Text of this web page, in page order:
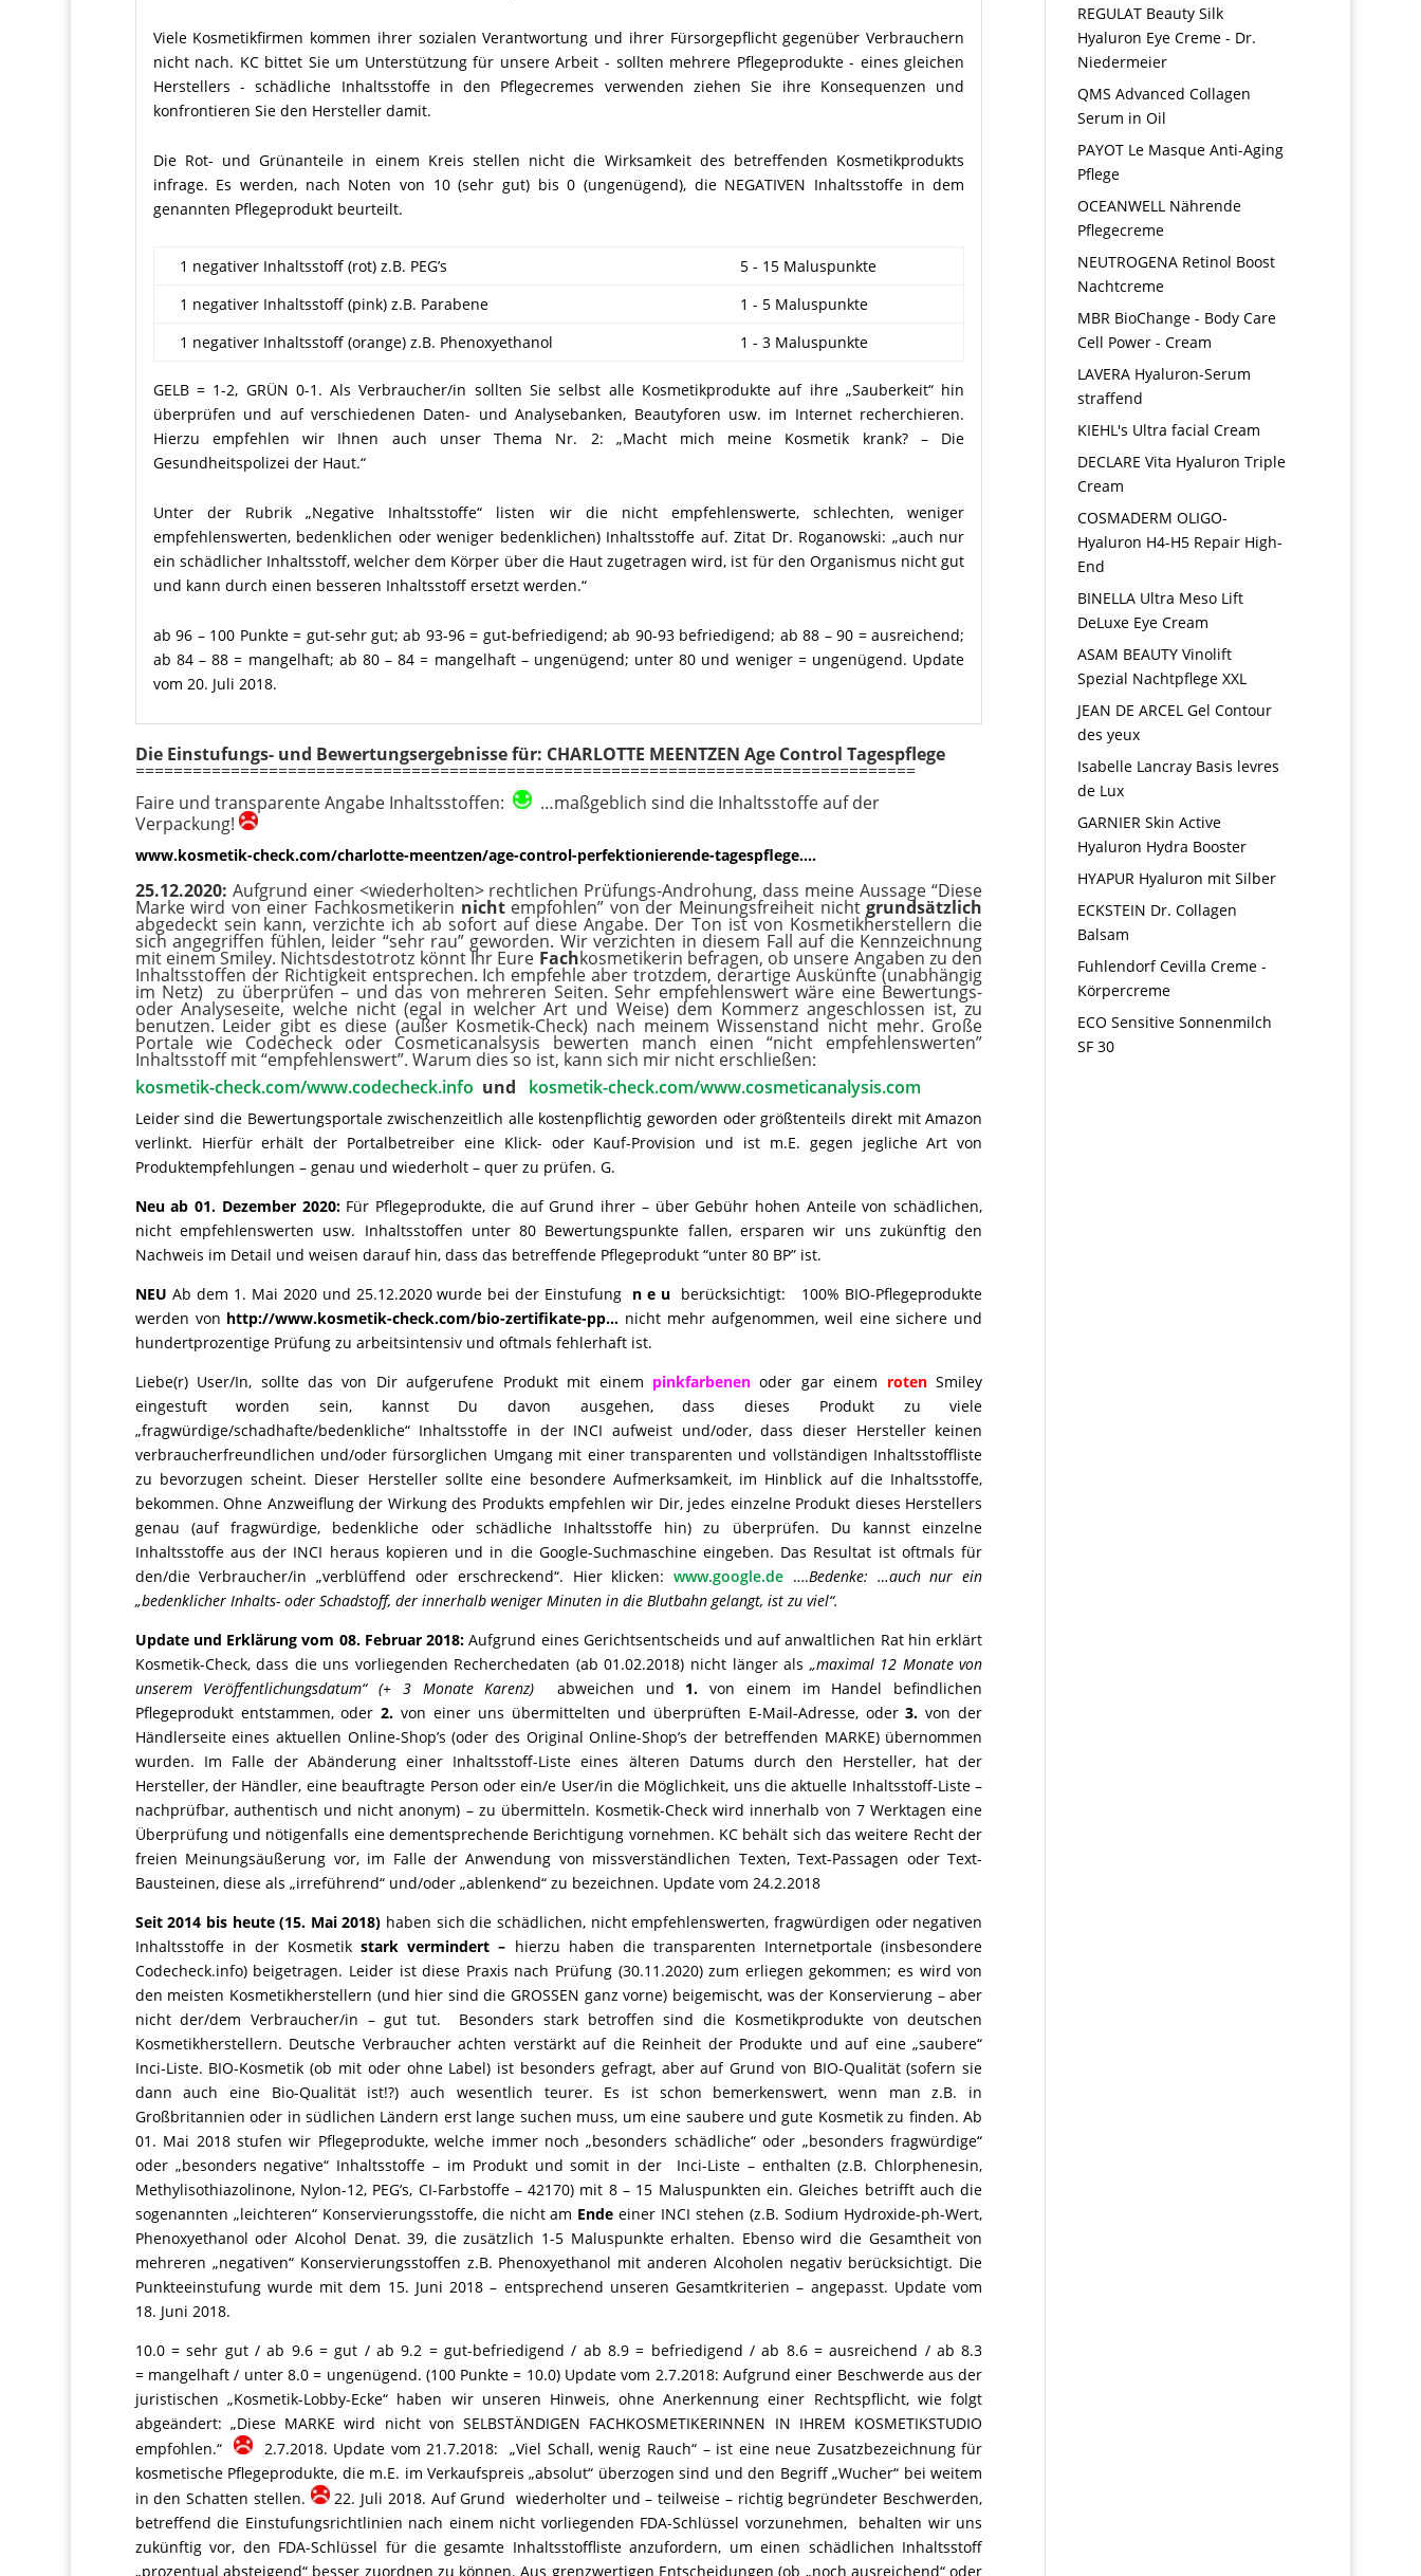
Viele Kosmetikfirmen kommen ihrer sozialen Verantwortung und ihrer Fürsorgepflicht gegenüber Verbrauchern
nicht nach. KC bittet Sie um Unterstützung für unsere Arbeit - sollten mehrere Pflegeprodukte - eines gleichen
Herstellers - schädliche Inhaltsstoffe in den Pflegecremes verwenden ziehen Sie ihre Konsequenzen und
konfrontieren Sie den Hersteller damit.
Die Rot- und Grünanteile in einem Kreis stellen nicht die Wirksamkeit des betreffenden Kosmetikprodukts
infrage. Es werden, nach Noten von 10 (sehr gut) bis 0 (ungenügend), die NEGATIVEN Inhaltsstoffe in dem
genannten Pflegeprodukt beurteilt.
1 negativer Inhaltsstoff (rot) z.B. PEG’s
5 - 15 Maluspunkte
1 negativer Inhaltsstoff (pink) z.B. Parabene
1 - 5 Maluspunkte
1 negativer Inhaltsstoff (orange) z.B. Phenoxyethanol
1 - 3 Maluspunkte
GELB = 1-2, GRÜN 0-1. Als Verbraucher/in sollten Sie selbst alle Kosmetikprodukte auf ihre „Sauberkeit“ hin
überprüfen und auf verschiedenen Daten- und Analysebanken, Beautyforen usw. im Internet recherchieren.
Hierzu empfehlen wir Ihnen auch unser Thema Nr. 2: „Macht mich meine Kosmetik krank? – Die
Gesundheitspolizei der Haut.“
Unter der Rubrik „Negative Inhaltsstoffe“ listen wir die nicht empfehlenswerte, schlechten, weniger
empfehlenswerten, bedenklichen oder weniger bedenklichen) Inhaltsstoffe auf. Zitat Dr. Roganowski: „auch nur
ein schädlicher Inhaltsstoff, welcher dem Körper über die Haut zugetragen wird, ist für den Organismus nicht gut
und kann durch einen besseren Inhaltsstoff ersetzt werden.“
ab 96 – 100 Punkte = gut-sehr gut; ab 93-96 = gut-befriedigend; ab 90-93 befriedigend; ab 88 – 90 = ausreichend;
ab 84 – 88 = mangelhaft; ab 80 – 84 = mangelhaft – ungenügend; unter 80 und weniger = ungenügend. Update
vom 20. Juli 2018.
Die Einstufungs- und Bewertungsergebnisse für: CHARLOTTE MEENTZEN Age Control Tagespflege
==================================================================================
Faire und transparente Angabe Inhaltsstoffen:
…maßgeblich sind die Inhaltsstoffe auf der
Verpackung!
www.kosmetik-check.com/charlotte-meentzen/age-control-perfektionierende-tagespflege….
25.12.2020: Aufgrund einer <wiederholten> rechtlichen Prüfungs-Androhung, dass meine Aussage “Diese
Marke wird von einer Fachkosmetikerin nichtempfohlen” von der Meinungsfreiheit nichtgrundsätzlich
abgedeckt sein kann, verzichte ich ab sofort auf diese Angabe. Der Ton ist von Kosmetikherstellern die
sich angegriffen fühlen, leider “sehr rau” geworden. Wir verzichten in diesem Fall auf die Kennzeichnung
mit einem Smiley. Nichtsdestotrotz könnt Ihr Eure Fachkosmetikerin befragen, ob unsere Angaben zu den
Inhaltsstoffen der Richtigkeit entsprechen. Ich empfehle aber trotzdem, derartige Auskünfte (unabhängig
im Netz) zu überprüfen – und das von mehreren Seiten. Sehr empfehlenswert wäre eine Bewertungs-
oder Analyseseite, welche nicht (egal in welcher Art und Weise) dem Kommerz angeschlossen ist, zu
benutzen. Leider gibt es diese (außer Kosmetik-Check) nach meinem Wissenstand nicht mehr. Große
Portale wie Codecheck oder Cosmeticanalsysis bewerten manch einen “nicht empfehlenswerten”
Inhaltsstoff mit “empfehlenswert”. Warum dies so ist, kann sich mir nicht erschließen:
kosmetik-check.com/www.codecheck.info und kosmetik-check.com/www.cosmeticanalysis.com
Leider sind die Bewertungsportale zwischenzeitlich alle kostenpflichtig geworden oder größtenteils direkt mit Amazon
verlinkt. Hierfür erhält der Portalbetreiber eine Klick- oder Kauf-Provision und ist m.E. gegen jegliche Art von
Produktempfehlungen – genau und wiederholt – quer zu prüfen. G.
Neu ab 01. Dezember 2020: Für Pflegeprodukte, die auf Grund ihrer – über Gebühr hohen Anteile von schädlichen,
nicht empfehlenswerten usw. Inhaltsstoffen unter 80 Bewertungspunkte fallen, ersparen wir uns zukünftig den
Nachweis im Detail und weisen darauf hin, dass das betreffende Pflegeprodukt “unter 80 BP” ist.
NEU Ab dem 1. Mai 2020 und 25.12.2020 wurde bei der Einstufung n e u berücksichtigt: 100% BIO-Pflegeprodukte
werden von http://www.kosmetik-check.com/bio-zertifikate-pp… nicht mehr aufgenommen, weil eine sichere und
hundertprozentige Prüfung zu arbeitsintensiv und oftmals fehlerhaft ist.
Liebe(r) User/In, sollte das von Dir aufgerufene Produkt mit einem pinkfarbenen oder gar einem roten Smiley
eingestuft worden sein, kannst Du davon ausgehen, dass dieses Produkt zu viele
„fragwürdige/schadhafte/bedenkliche“ Inhaltsstoffe in der INCI aufweist und/oder, dass dieser Hersteller keinen
verbraucherfreundlichen und/oder fürsorglichen Umgang mit einer transparenten und vollständigen Inhaltsstoffliste
zu bevorzugen scheint. Dieser Hersteller sollte eine besondere Aufmerksamkeit, im Hinblick auf die Inhaltsstoffe,
bekommen. Ohne Anzweiflung der Wirkung des Produkts empfehlen wir Dir, jedes einzelne Produkt dieses Herstellers
genau (auf fragwürdige, bedenkliche oder schädliche Inhaltsstoffe hin) zu überprüfen. Du kannst einzelne
Inhaltsstoffe aus der INCI heraus kopieren und in die Google-Suchmaschine eingeben. Das Resultat ist oftmals für
den/die Verbraucher/in „verblüffend oder erschreckend“. Hier klicken:www.google.de ….Bedenke: …auch nur ein
„bedenklicher Inhalts- oder Schadstoff, der innerhalb weniger Minuten in die Blutbahn gelangt, ist zu viel“.
Update und Erklärung vom 08. Februar 2018: Aufgrund eines Gerichtsentscheids und auf anwaltlichen Rat hin erklärt
Kosmetik-Check, dass die uns vorliegenden Recherchedaten (ab 01.02.2018) nicht länger als „maximal 12 Monate von
unserem Veröffentlichungsdatum“ (+ 3 Monate Karenz)
abweichen und 1. von einem im Handel befindlichen
Pflegeprodukt entstammen, oder 2. von einer uns übermittelten und überprüften E-Mail-Adresse, oder3. von der
Händlerseite eines aktuellen Online-Shop’s (oder des Original Online-Shop’s der betreffenden MARKE) übernommen
wurden. Im Falle der Abänderung einer Inhaltsstoff-Liste eines älteren Datums durch den Hersteller, hat der
Hersteller, der Händler, eine beauftragte Person oder ein/e User/in die Möglichkeit, uns die aktuelle Inhaltsstoff-Liste –
nachprüfbar, authentisch und nicht anonym) – zu übermitteln. Kosmetik-Check wird innerhalb von 7 Werktagen eine
Überprüfung und nötigenfalls eine dementsprechende Berichtigung vornehmen. KC behält sich das weitere Recht der
freien Meinungsäußerung vor, im Falle der Anwendung von missverständlichen Texten, Text-Passagen oder Text-
Bausteinen, diese als „irreführend“ und/oder „ablenkend“ zu bezeichnen. Update vom 24.2.2018
Seit 2014 bis heute (15. Mai 2018) haben sich die schädlichen, nicht empfehlenswerten, fragwürdigen oder negativen
Inhaltsstoffe in der Kosmetikstark vermindert – hierzu haben die transparenten Internetportale (insbesondere
Codecheck.info) beigetragen. Leider ist diese Praxis nach Prüfung (30.11.2020) zum erliegen gekommen; es wird von
den meisten Kosmetikherstellern (und hier sind die GROSSEN ganz vorne) beigemischt, was der Konservierung – aber
nicht der/dem Verbraucher/in – gut tut. Besonders stark betroffen sind die Kosmetikprodukte von deutschen
Kosmetikherstellern. Deutsche Verbraucher achten verstärkt auf die Reinheit der Produkte und auf eine „saubere“
Inci-Liste. BIO-Kosmetik (ob mit oder ohne Label) ist besonders gefragt, aber auf Grund von BIO-Qualität (sofern sie
dann auch eine Bio-Qualität ist!?) auch wesentlich teurer. Es ist schon bemerkenswert, wenn man z.B. in
Großbritannien oder in südlichen Ländern erst lange suchen muss, um eine saubere und gute Kosmetik zu finden. Ab
01. Mai 2018 stufen wir Pflegeprodukte, welche immer noch „besonders schädliche“ oder „besonders fragwürdige“
oder „besonders negative“ Inhaltsstoffe – im Produkt und somit in der Inci-Liste – enthalten (z.B. Chlorphenesin,
Methylisothiazolinone, Nylon-12, PEG’s, CI-Farbstoffe – 42170) mit 8 – 15 Maluspunkten ein. Gleiches betrifft auch die
sogenannten „leichteren“ Konservierungsstoffe, die nicht am Ende einer INCI stehen (z.B. Sodium Hydroxide-ph-Wert,
Phenoxyethanol oder Alcohol Denat. 39, die zusätzlich 1-5 Maluspunkte erhalten. Ebenso wird die Gesamtheit von
mehreren „negativen“ Konservierungsstoffen z.B. Phenoxyethanol mit anderen Alcoholen negativ berücksichtigt. Die
Punkteeinstufung wurde mit dem 15. Juni 2018 – entsprechend unseren Gesamtkriterien – angepasst. Update vom
18. Juni 2018.
10.0 = sehr gut / ab 9.6 = gut / ab 9.2 = gut-befriedigend / ab 8.9 = befriedigend / ab 8.6 = ausreichend / ab 8.3
= mangelhaft / unter 8.0 = ungenügend. (100 Punkte = 10.0) Update vom 2.7.2018: Aufgrund einer Beschwerde aus der
juristischen „Kosmetik-Lobby-Ecke“ haben wir unseren Hinweis, ohne Anerkennung einer Rechtspflicht, wie folgt
abgeändert: „Diese MARKE wird nicht von SELBSTÄNDIGEN FACHKOSMETIKERINNEN IN IHREM KOSMETIKSTUDIO
empfohlen.“
2.7.2018. Update vom 21.7.2018: „Viel Schall, wenig Rauch“ – ist eine neue Zusatzbezeichnung für
kosmetische Pflegeprodukte, die m.E. im Verkaufspreis „absolut“ überzogen sind und den Begriff „Wucher“ bei weitem
in den Schatten stellen.
22. Juli 2018. Auf Grund wiederholter und – teilweise – richtig begründeter Beschwerden,
betreffend die Einstufungsrichtlinien nach einem nicht vorliegenden FDA-Schlüssel vorzunehmen, behalten wir uns
zukünftig vor, den FDA-Schlüssel für die gesamte Inhaltsstoffliste anzufordern, um einen schädlichen Inhaltsstoff
„prozentual absteigend“ besser zuordnen zu können. Aus grenzwertigen Entscheidungen (ob „noch ausreichend“ oder
REGULAT Beauty Silk
Hyaluron Eye Creme - Dr.
Niedermeier
QMS Advanced Collagen
Serum in Oil
PAYOT Le Masque Anti-Aging
Pflege
OCEANWELL Nährende
Pflegecreme
NEUTROGENA Retinol Boost
Nachtcreme
MBR BioChange - Body Care
Cell Power - Cream
LAVERA Hyaluron-Serum
straffend
KIEHL's Ultra facial Cream
DECLARE Vita Hyaluron Triple
Cream
COSMADERM OLIGO-
Hyaluron H4-H5 Repair High-
End
BINELLA Ultra Meso Lift
DeLuxe Eye Cream
ASAM BEAUTY Vinolift
Spezial Nachtpflege XXL
JEAN DE ARCEL Gel Contour
des yeux
Isabelle Lancray Basis levres
de Lux
GARNIER Skin Active
Hyaluron Hydra Booster
HYAPUR Hyaluron mit Silber
ECKSTEIN Dr. Collagen
Balsam
Fuhlendorf Cevilla Creme -
Körpercreme
ECO Sensitive Sonnenmilch
SF 30